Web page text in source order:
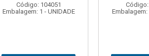
Código: 104060
Embalagem: 1 - UNIDADE
Embalagem: